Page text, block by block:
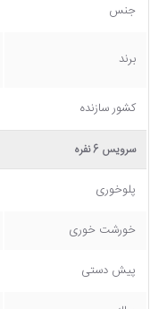
جنس
برند
کشور سازنده
سرویس 6 نفره
پلوخوری
خورشت خوری
پیش دستی